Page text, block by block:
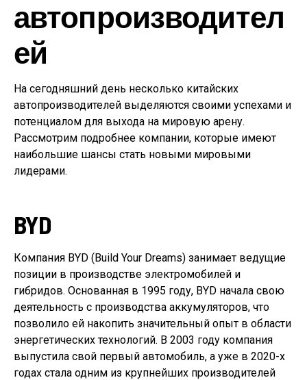
автопроизводител
ей
На сегодняшний день несколько китайских
автопроизводителей выделяются своими успехами и
потенциалом для выхода на мировую арену.
Рассмотрим подробнее компании, которые имеют
наибольшие шансы стать новыми мировыми
лидерами.
BYD
Компания BYD (Build Your Dreams) занимает ведущие
позиции в производстве электромобилей и
гибридов. Основанная в 1995 году, BYD начала свою
деятельность с производства аккумуляторов, что
позволило ей накопить значительный опыт в области
энергетических технологий. В 2003 году компания
выпустила свой первый автомобиль, а уже в 2020-х
годах стала одним из крупнейших производителей